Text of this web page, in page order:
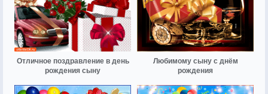
Отличное поздравление в день
рождения сыну
Любимому сыну с днём
рождения